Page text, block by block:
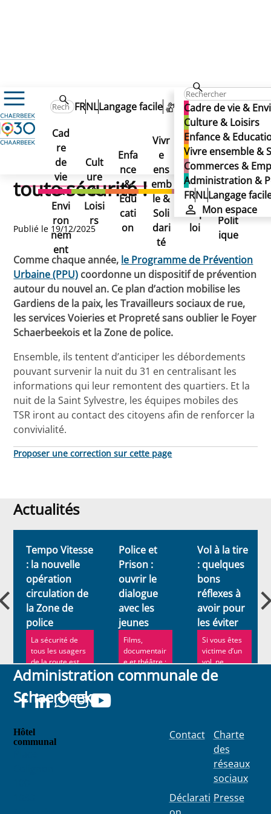
Cadre de vie &
Culture & Loisirs
Enfance &
Vivre ensemble &
Commerces &
Administration &
FRNLLangage
Mon espace
FRNLLangage facile
Mon espace
Cad
re
de
vie
&
Envi
ron
nem
ent
Cult
ure
&
Loisi
rs
Enfa
nce
&
Edu
cati
on
Vivr
e
ens
emb
le &
Soli
dari
té
Com
mer
ces
&
Emp
loi
Adm
inist
rati
on
&
Polit
ique
Actualités
La commune en action pour un nouvel an en toute
La commune en action
pour un nouvel an en
toute sécurité !
La commune en action
pour un nouvel an en
toute sécurité !
Publié le 19/12/2025
Comme chaque année, le Programme de Prévention
Urbaine (PPU) coordonne un dispositif de prévention
autour du nouvel an. Ce plan d’action mobilise les
Gardiens de la paix, les Travailleurs sociaux de rue,
les services Voieries et Propreté sans oublier le Foyer
Schaerbeekois et la Zone de police.
Ensemble, ils tentent d’anticiper les débordements
pouvant survenir la nuit du 31 en centralisant les
informations qui leur remontent des quartiers. Et la
nuit de la Saint Sylvestre, les équipes mobiles des
TSR iront au contact des citoyens afin de renforcer la
convivialité.
Proposer une correction sur cette page
Actualités
Actualités
Tempo Vitesse
: la nouvelle
opération
circulation de
la Zone de
police
La sécurité de
tous les usagers
de la route est
une des priorités
de l...
Police et
Prison :
ouvrir le
dialogue
avec les
jeunes
Films,
documentair
e et théâtre :
le
Programme
Vol à la tire
: quelques
bons
réflexes à
avoir pour
les éviter
Si vous êtes
victime d’un
vol, ne
paniquez
pas.
Administration communale de
Schaerbeek
Hôtel
communal
Contact
Déclarati
Charte
des
réseaux
sociaux
Presse